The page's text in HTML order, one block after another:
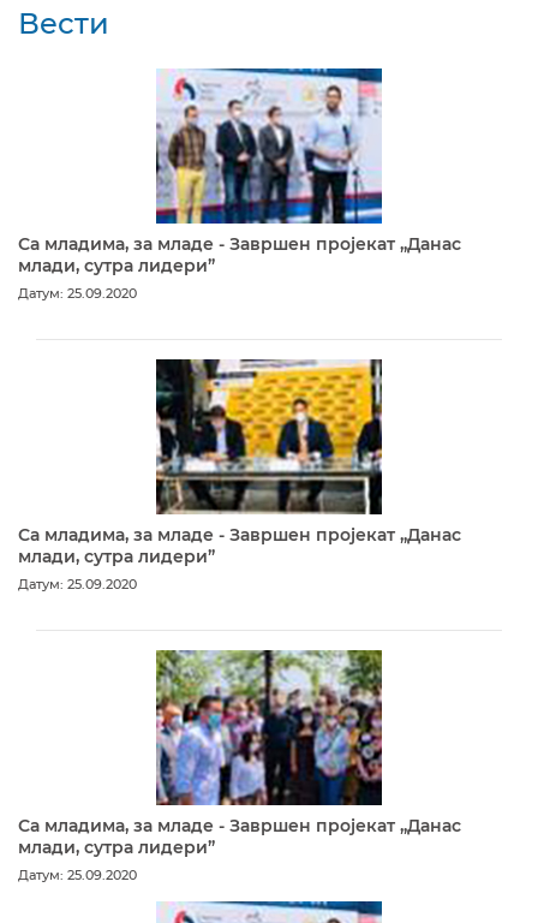
Вести
Са младима, за младе - Завршен пројекат „Данас
млади, сутра лидери”
Датум: 25.09.2020
Са младима, за младе - Завршен пројекат „Данас
млади, сутра лидери”
Датум: 25.09.2020
Са младима, за младе - Завршен пројекат „Данас
млади, сутра лидери”
Датум: 25.09.2020